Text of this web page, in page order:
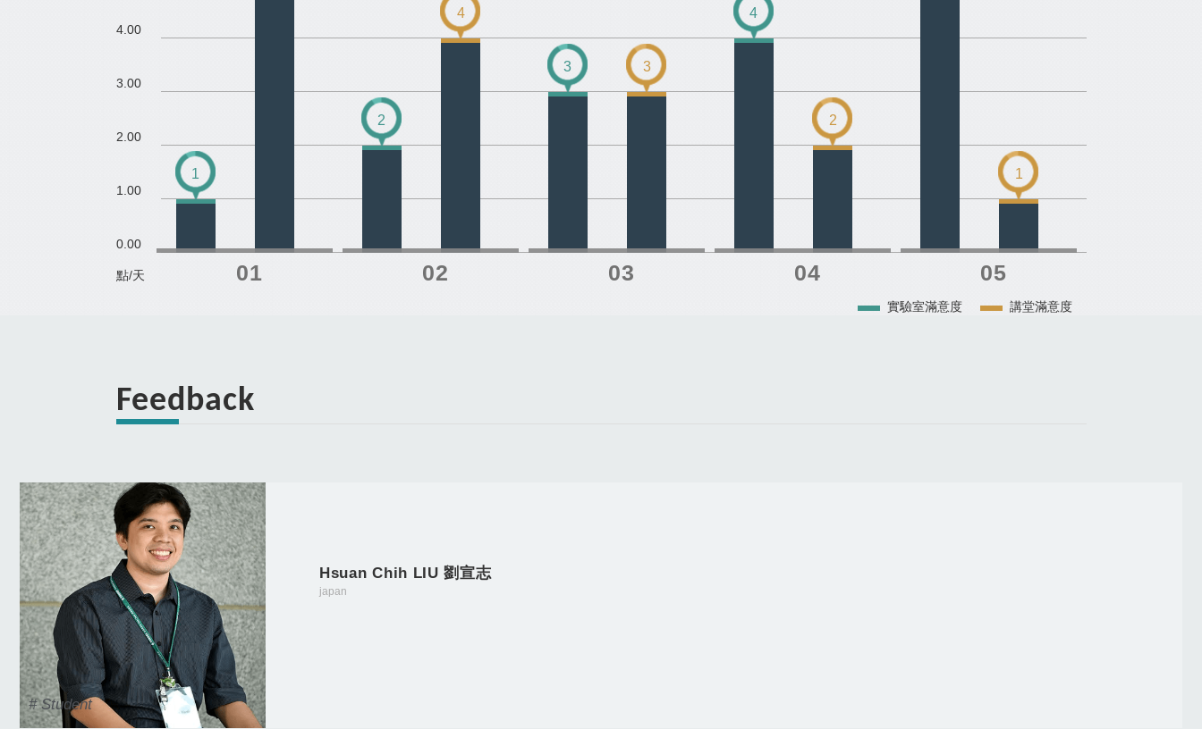
4.00
3.00
2.00
1.00
0.00
點/天
實驗室滿意度 講堂滿意度
1
2
4
3 3
4
2
1
Feedback
# Student
Hsuan Chih LIU 劉宣志
japan